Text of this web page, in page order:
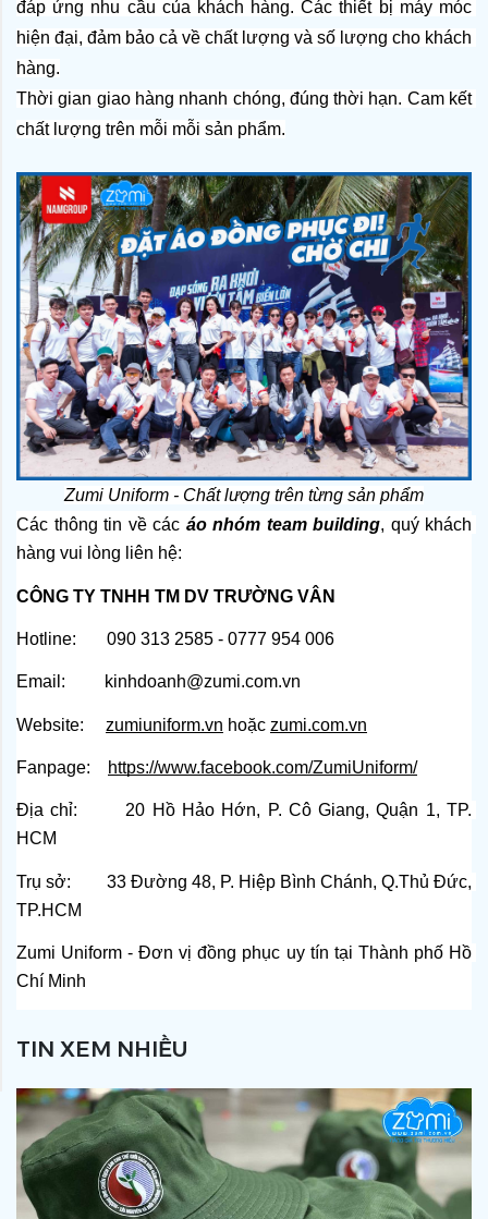
TIN XEM NHIỀU
đáp ứng nhu cầu của khách hàng. Các thiết bị máy móc
hiện đại, đảm bảo cả về chất lượng và số lượng cho khách
hàng.
Thời gian giao hàng nhanh chóng, đúng thời hạn. Cam kết
chất lượng trên mỗi mỗi sản phẩm.
Zumi Uniform - Chất lượng trên từng sản phẩm
Các thông tin về các áo nhóm team building, quý khách
hàng vui lòng liên hệ:
CÔNG TY TNHH TM DV TRƯỜNG VÂN
Hotline:       090 313 2585 - 0777 954 006
Email: kinhdoanh@zumi.com.vn
Website: zumiuniform.vn hoặc zumi.com.vn
Fanpage: https://www.facebook.com/ZumiUniform/
Địa chỉ:       20 Hồ Hảo Hớn, P. Cô Giang, Quận 1, TP.
HCM
Trụ sở:        33 Đường 48, P. Hiệp Bình Chánh, Q.Thủ Đức,
TP.HCM
Zumi Uniform - Đơn vị đồng phục uy tín tại Thành phố Hồ
Chí Minh